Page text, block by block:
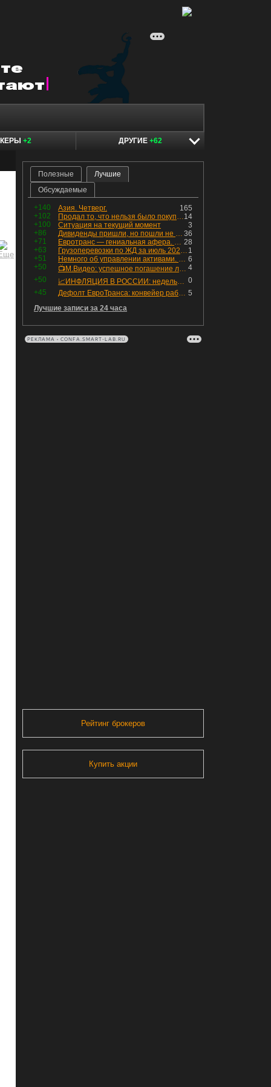
+2 ДРУГИЕ +62
Полезные
Лучшие
Обсуждаемые
+140 165
Азия. Четверг.
+102
14
Продал то, что нельзя было покупать. Изменения в портфеле
+100
3
Ситуация на текущий момент
+86
36
Дивиденды пришли, но пошли не туда
+71
28
Евротранс — гениальная афера. Собрал с инвесторов денег, выплатил дивидендов больше текущей капитализации и ушёл в дефолт
+63
1
Грузоперевозки по ЖД за июль 2026 г. — четвёртый месяц подряд роста, чёрные металлы на уровне прошлого года, а каменный уголь в плюсе.
+51
6
Немного об управлении активами. Для заинтересованных
+50
4
📺М.Видео: успешное погашение любимого флоатера
+50
0
📈ИНФЛЯЦИЯ В РОССИИ: недельная дефляция, но в годовом выражении рост 😢
+45
5
Дефолт ЕвроТранса: конвейер работает исправно
Лучшие записи за 24 часа
РЕКЛАМА • CONFA.SMART-LAB.RU
Рейтинг брокеров
Купить акции